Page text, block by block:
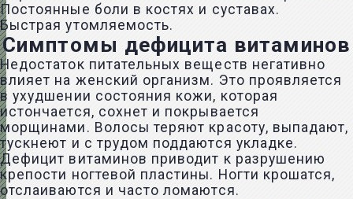
Постоянные боли в костях и суставах.
Быстрая утомляемость.
Симптомы дефицита витаминов
Недостаток питательных веществ негативно
влияет на женский организм. Это проявляется
в ухудшении состояния кожи, которая
истончается, сохнет и покрывается
морщинами. Волосы теряют красоту, выпадают,
тускнеют и с трудом поддаются укладке.
Дефицит витаминов приводит к разрушению
крепости ногтевой пластины. Ногти крошатся,
отслаиваются и часто ломаются.